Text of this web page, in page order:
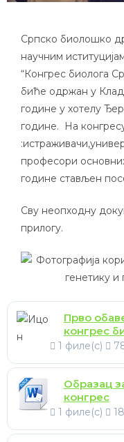
Српско биолошко
научним
“Конгрес биолога
биће одржан у
године у хотелу
године. На
професори
године стављен
Сву неопходну
прилогу.
Прво
конгрес
1 филе(с)
Образац
конгрес
1 филе(с)